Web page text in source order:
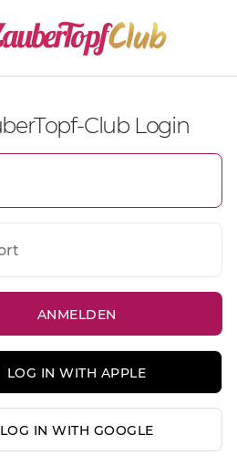
Club Login
LOG IN WITH APPLE
LOG IN WITH GOOGLE